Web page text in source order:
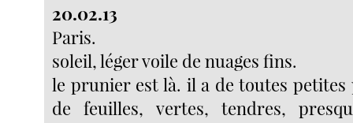
20.02.13
Paris.
soleil, léger voile de nuages fins.
le prunier est là. il a de toutes petites
de feuilles, vertes, tendres,